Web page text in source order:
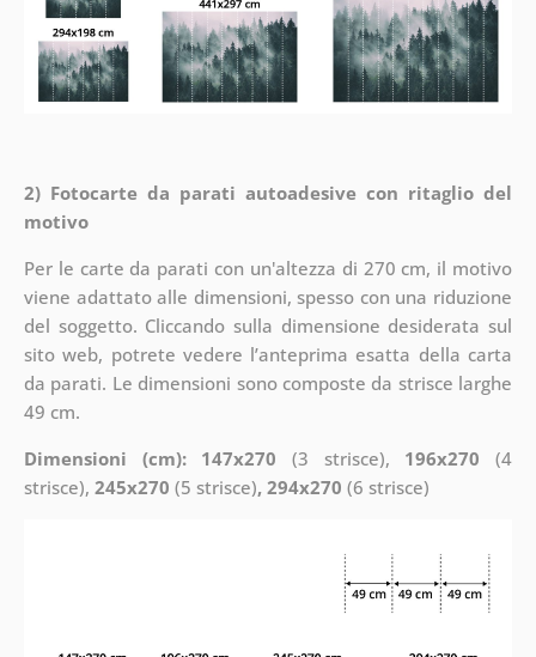
2) Fotocarte da parati autoadesive con ritaglio del
motivo
Per le carte da parati con un'altezza di 270 cm, il motivo
viene adattato alle dimensioni, spesso con una riduzione
del soggetto. Cliccando sulla dimensione desiderata sul
sito web, potrete vedere l’anteprima esatta della carta
da parati. Le dimensioni sono composte da strisce larghe
49 cm.
Dimensioni (cm): 147x270 (3 strisce), 196x270 (4
strisce), 245x270 (5 strisce), 294x270 (6 strisce)